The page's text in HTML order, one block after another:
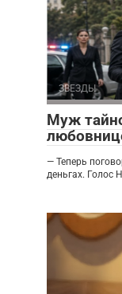
ЗВЕЗДЫ
Муж
— Теперь
деньгах. Голос